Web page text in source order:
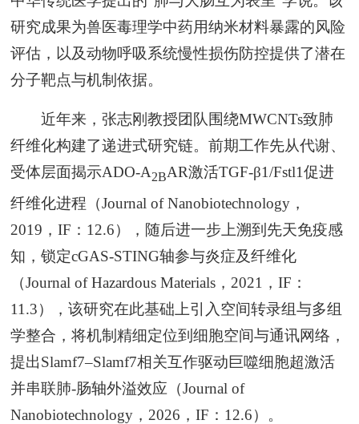
研究成果为兽医毒理学中药用纳米材料暴露的风险
评估，以及动物呼吸系统慢性损伤防控提供了潜在
分子靶点与机制依据。
近年来，张志刚教授团队围绕MWCNTs致肺
纤维化构建了递进式研究链。前期工作先从代谢、
受体层面揭示ADO-A2BAR激活TGF-β1/Fstl1促进
纤维化进程（Journal of Nanobiotechnology，
2019，IF：12.6），随后进一步上溯到先天免疫感
知，锁定cGAS-STING轴参与炎症及纤维化
（Journal of Hazardous Materials，2021，IF：
11.3），该研究在此基础上引入空间转录组与多组
学整合，将机制精细定位到细胞空间与通讯网络，
提出Slamf7–Slamf7相关互作驱动巨噬细胞超激活
并串联肺-肠轴外溢效应（Journal of
Nanobiotechnology，2026，IF：12.6）。